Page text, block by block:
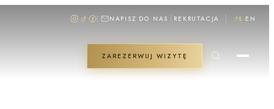
NAPISZ DO NAS REKRUTACJA PL EN
ZAREZERWUJ WIZYTĘ